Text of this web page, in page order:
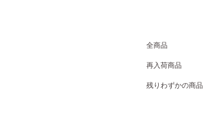
全商品
再入荷商品
残りわずかの商品